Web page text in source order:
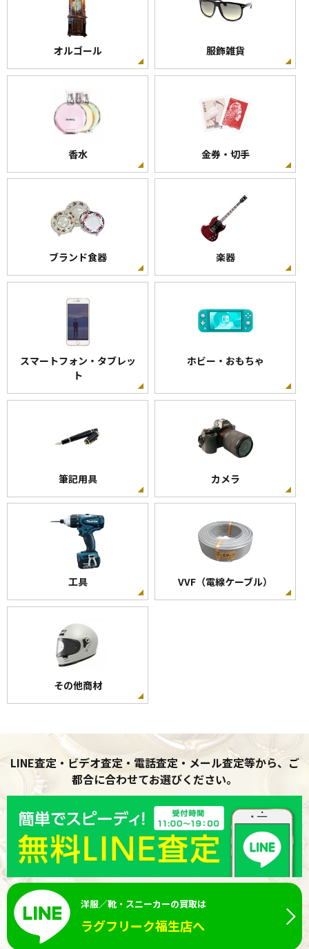
オルゴール 服飾雑貨
香水 金券・切手
ブランド食器 楽器
スマートフォン・タブレッ
ト
ホビー・おもちゃ
筆記用具 カメラ
工具 VVF（電線ケーブル）
その他商材
LINE査定・ビデオ査定・電話査定・メール査定等から、ご
都合に合わせてお選びください。
洋服／靴・スニーカーの買取は
ラグフリーク福生店へ